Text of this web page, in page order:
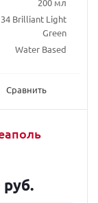
200 мл
34 Brilliant Light
Green
Water Based
Сравнить
руб.